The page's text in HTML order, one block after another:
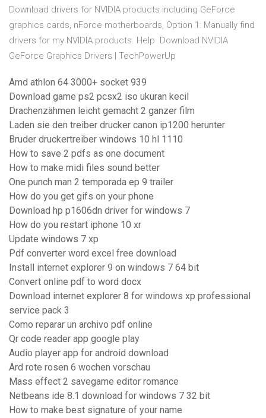
Download drivers for NVIDIA products including GeForce
graphics cards, nForce motherboards, Option 1: Manually find
drivers for my NVIDIA products. Help Download NVIDIA
GeForce Graphics Drivers | TechPowerUp
Amd athlon 64 3000+ socket 939
Download game ps2 pcsx2 iso ukuran kecil
Drachenzähmen leicht gemacht 2 ganzer film
Laden sie den treiber drucker canon ip1200 herunter
Bruder druckertreiber windows 10 hl 1110
How to save 2 pdfs as one document
How to make midi files sound better
One punch man 2 temporada ep 9 trailer
How do you get gifs on your phone
Download hp p1606dn driver for windows 7
How do you restart iphone 10 xr
Update windows 7 xp
Pdf converter word excel free download
Install internet explorer 9 on windows 7 64 bit
Convert online pdf to word docx
Download internet explorer 8 for windows xp professional
service pack 3
Como reparar un archivo pdf online
Qr code reader app google play
Audio player app for android download
Ard rote rosen 6 wochen vorschau
Mass effect 2 savegame editor romance
Netbeans ide 8.1 download for windows 7 32 bit
How to make best signature of your name